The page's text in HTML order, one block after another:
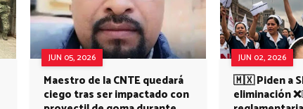
JUN 05, 2026
Maestro de la CNTE quedará
ciego tras ser impactado con
JUN 02, 2026
🇲🇽 Piden a
eliminación